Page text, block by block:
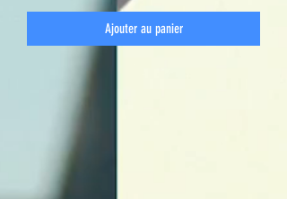
Ajouter au panier